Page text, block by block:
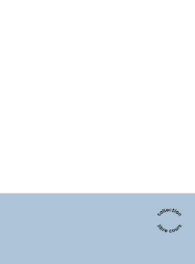
L’Écopoétique
L’écopoétique est une réponse à